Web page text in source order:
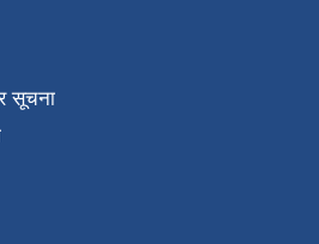
सूचना